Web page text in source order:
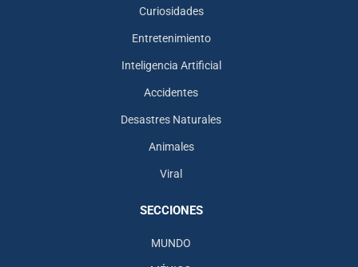
Curiosidades
Entretenimiento
Inteligencia Artificial
Accidentes
Desastres Naturales
Animales
Viral
SECCIONES
MUNDO